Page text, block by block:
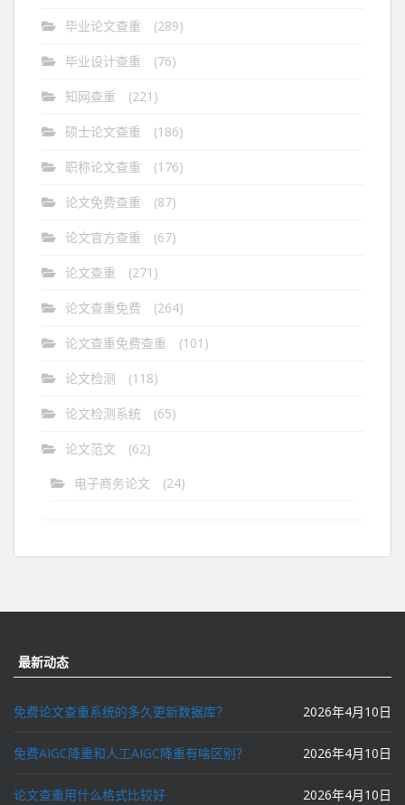
毕业论文查重 (289)
毕业设计查重 (76)
知网查重 (221)
硕士论文查重 (186)
职称论文查重 (176)
论文免费查重 (87)
论文官方查重 (67)
论文查重 (271)
论文查重免费 (264)
论文查重免费查重 (101)
论文检测 (118)
论文检测系统 (65)
论文范文
(62)
电子商务论文
(24)
最新动态
免费论文查重系统的多久更新数据库？ 2026年4月10日
免费AIGC降重和人工AIGC降重有啥区别？ 2026年4月10日
论文查重用什么格式比较好 2026年4月10日